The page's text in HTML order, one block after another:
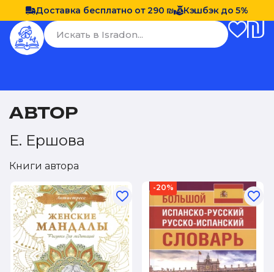
Доставка бесплатно от 290 ₪ Кэшбэк до 5%
АВТОР
Е. Ершова
Книги автора
-20%